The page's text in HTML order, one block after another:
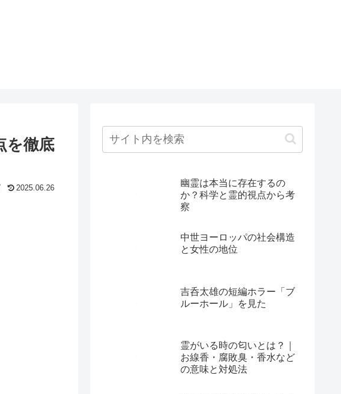
を徹底
2025.06.26
幽霊は本当に存在するの
か？科学と霊的視点から考
察
中世ヨーロッパの社会構造
と女性の地位
吉呑太雄の短編ホラー「ブ
ルーホール」を見た
霊がいる時の匂いとは？｜
お線香・腐敗臭・香水など
の意味と対処法